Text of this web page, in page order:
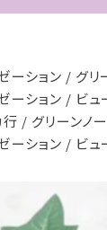
ーション
グリ
ーション ビュ
行 グリーンノ
ーション ビュ